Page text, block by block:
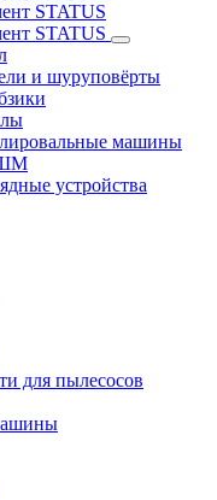
STATUS
STATUS
и шуруповёрты
машины
устройства
для пылесосов